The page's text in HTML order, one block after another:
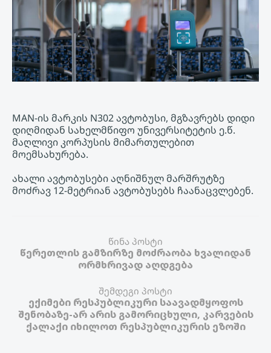
MAN-ის მარკის N302 ავტობუსი, მგზავრებს დიდი
დიღმიდან სახელმწიფო უნივერსიტეტის ე.წ.
მაღლივი კორპუსის მიმართულებით
მოემსახურება.
ახალი ავტობუსები აღნიშნულ მარშრუტზე
მოძრავ 12-მეტრიან ავტობუსებს ჩაანაცვლებენ.
წინა პოსტი
წერეთლის გამზირზე მოძრაობა ხვალიდან
ორმხრივად აღდგება
შემდეგი პოსტი
ექიმები რესპუბლიკური საავადმყოფოს
შენობაზე-არ არის გამორიცხული, კარვების
ქალაქი იხილოთ რესპუბლიკურის ეზოში